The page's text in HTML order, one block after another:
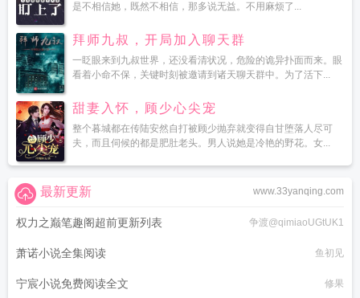
是不相信她，既然不相信，那多说无益。不用麻烦了...
拜师九叔，开局加入聊天群
一眨眼来到九叔世界，还没看清状况，危险的诡异扑面而来。眼
看着小命不保，关键时刻被邀请到诸天聊天群中。为了活下...
甜妻入怀，顾少心尖宠
整个暮城都在传陆安然自打被顾少抛弃就变得自甘堕落人尽可
夫，而且伺候的都是肥肚老头。男人说她是冷艳的野花。女...
www.33yanqing.com
最新更新
权力之巅笔趣阁超前更新列表 争渡@qimiaoUGtUK1
萧诺小说全集阅读 鱼初见
宁宸小说免费阅读全文 修果